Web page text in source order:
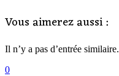
Vous aimerez aussi :
Il n’y a pas d’entrée similaire.
0